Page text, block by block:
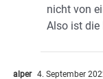
nicht von
Also ist die
alper 4. September